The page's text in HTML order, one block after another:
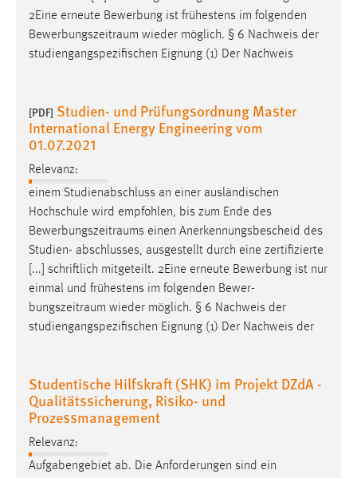
2Eine erneute Bewerbung ist frühestens im folgenden
Bewerbungszeitraum wieder möglich. § 6 Nachweis der
studiengangspezifischen Eignung (1) Der Nachweis
[PDF] Studien- und Prüfungsordnung Master
International Energy Engineering vom
01.07.2021
Relevanz:
einem Studienabschluss an einer ausländischen
Hochschule wird empfohlen, bis zum Ende des
Bewerbungszeitraums einen Anerkennungsbescheid des
Studien- abschlusses, ausgestellt durch eine zertifizierte
[...] schriftlich mitgeteilt. 2Eine erneute Bewerbung ist nur
einmal und frühestens im folgenden Bewer-
bungszeitraum wieder möglich. § 6 Nachweis der
studiengangspezifischen Eignung (1) Der Nachweis der
Studentische Hilfskraft (SHK) im Projekt DZdA -
Qualitätssicherung, Risiko- und
Prozessmanagement
Relevanz:
Aufgabengebiet ab. Die Anforderungen sind ein